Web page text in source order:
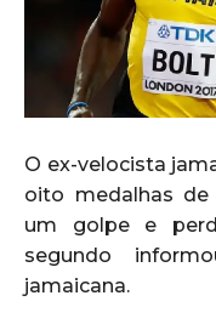
O ex-velocista
oito medalhas
um golpe e
segundo
jamaicana.